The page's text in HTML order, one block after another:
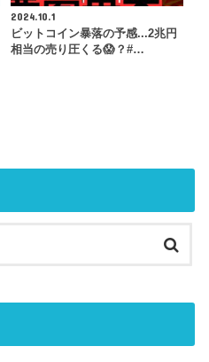
2024.10.1
ビットコイン暴落の予感...2兆円
相当の売り圧くる😱？#…